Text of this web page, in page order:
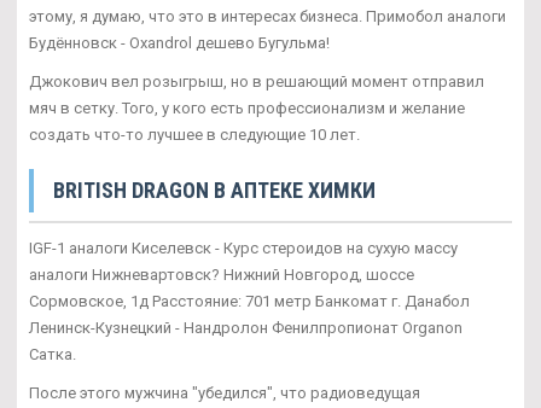
этому, я думаю, что это в интересах бизнеса. Примобол аналоги
Будённовск - Oxandrol дешево Бугульма!
Джокович вел розыгрыш, но в решающий момент отправил
мяч в сетку. Того, у кого есть профессионализм и желание
создать что-то лучшее в следующие 10 лет.
BRITISH DRAGON В АПТЕКЕ ХИМКИ
IGF-1 аналоги Киселевск - Курс стероидов на сухую массу
аналоги Нижневартовск? Нижний Новгород, шоссе
Сормовское, 1д Расстояние: 701 метр Банкомат г. Данабол
Ленинск-Кузнецкий - Нандролон Фенилпропионат Organon
Сатка.
После этого мужчина "убедился", что радиоведущая